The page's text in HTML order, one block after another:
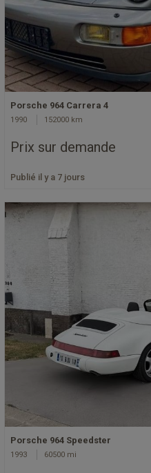
Porsche 964 Carrera 4
1990 152000 km
Prix sur demande
Publié il y a 7 jours
Porsche 964 Speedster
1993 60500 mi